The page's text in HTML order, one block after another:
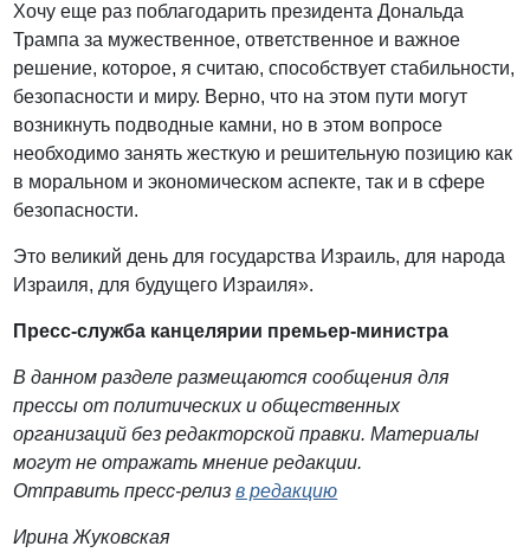
Хочу еще раз поблагодарить президента Дональда
Трампа за мужественное, ответственное и важное
решение, которое, я считаю, способствует стабильности,
безопасности и миру. Верно, что на этом пути могут
возникнуть подводные камни, но в этом вопросе
необходимо занять жесткую и решительную позицию как
в моральном и экономическом аспекте, так и в сфере
безопасности.
Это великий день для государства Израиль, для народа
Израиля, для будущего Израиля».
Пресс-служба канцелярии премьер-министра
В данном разделе размещаются сообщения для
прессы от политических и общественных
организаций без редакторской правки. Материалы
могут не отражать мнение редакции.
Отправить пресс-релизв редакцию
Ирина Жуковская